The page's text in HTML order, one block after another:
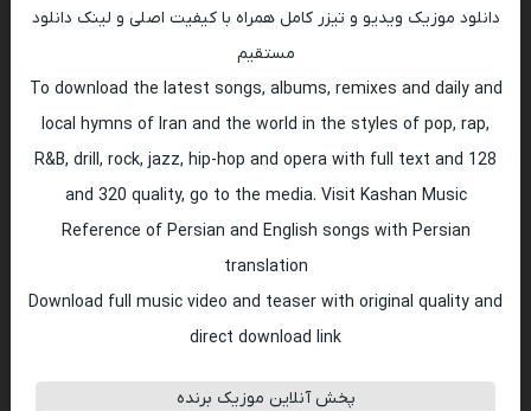
دانلود موزیک ویدیو و تیزر کامل همراه با کیفیت اصلی و لینک دانلود
مستقیم
To download the latest songs, albums, remixes and daily and
local hymns of Iran and the world in the styles of pop, rap,
R&B, drill, rock, jazz, hip-hop and opera with full text and 128
and 320 quality, go to the media. Visit Kashan Music
Reference of Persian and English songs with Persian
translation
Download full music video and teaser with original quality and
direct download link
پخش آنلاین موزیک برنده